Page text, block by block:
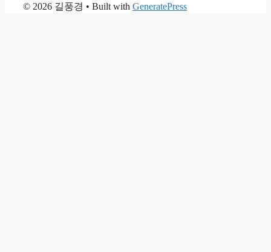
© 2026 길풍경 • Built with GeneratePress